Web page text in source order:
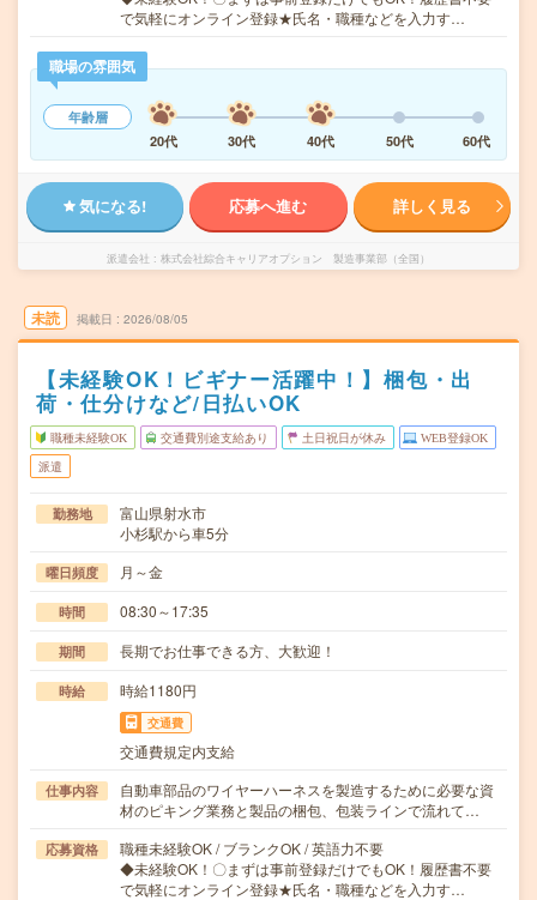
で気軽にオンライン登録★氏名・職種などを入力す…
職場の雰囲気
年齢層
20代
30代 40代 50代 60代
気になる! 応募へ進む 詳しく見る
派遣会社 株式会社綜合キャリアオプション 製造事業部（全国）
未読 掲載日 2026/08/05
【未経験OK！ビギナー活躍中！】梱包・出
荷・仕分けなど/日払いOK
職種未経験OK 交通費別途支給あり 土日祝日が休み WEB登録OK
派遣
勤務地
富山県射水市
小杉駅から車5分
曜日頻度 月～金
時間 08:30～17:35
期間 長期でお仕事できる方、大歓迎！
時給 時給1180円
交通費
交通費規定内支給
仕事内容
自動車部品のワイヤーハーネスを製造するために必要な資
材のピキング業務と製品の梱包、包装ラインで流れて…
応募資格
職種未経験OK / ブランクOK / 英語力不要
◆未経験OK！〇まずは事前登録だけでもOK！履歴書不要
で気軽にオンライン登録★氏名・職種などを入力す…